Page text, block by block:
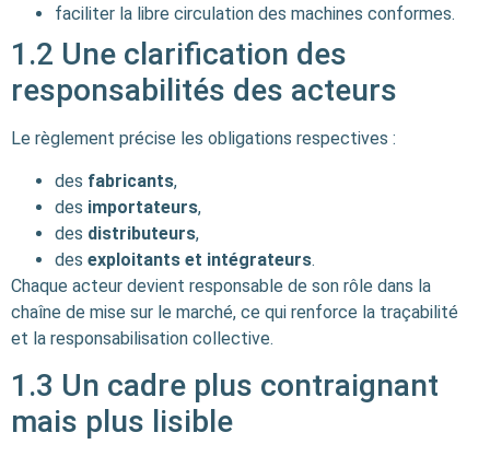
faciliter la libre circulation des machines conformes.
1.2 Une clarification des
responsabilités des acteurs
Le règlement précise les obligations respectives :
des fabricants,
des importateurs,
des distributeurs,
des exploitants et intégrateurs.
Chaque acteur devient responsable de son rôle dans la
chaîne de mise sur le marché, ce qui renforce la traçabilité
et la responsabilisation collective.
1.3 Un cadre plus contraignant
mais plus lisible